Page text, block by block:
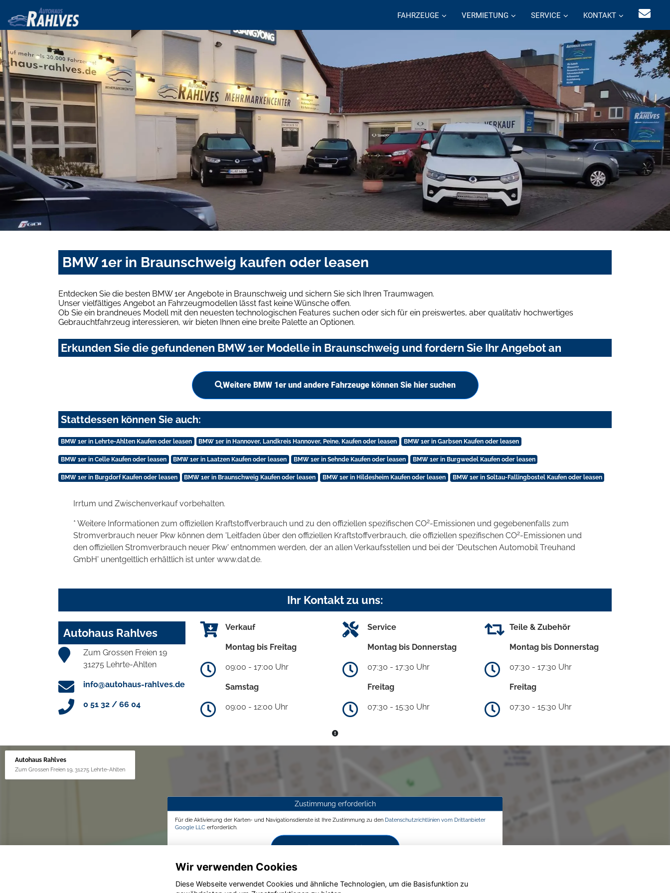
FAHRZEUGE VERMIETUNG SERVICE KONTAKT
BMW 1er in Braunschweig kaufen oder leasen
Entdecken Sie die besten BMW 1er Angebote in Braunschweig und sichern Sie sich Ihren Traumwagen.
Unser vielfältiges Angebot an Fahrzeugmodellen lässt fast keine Wünsche offen.
Ob Sie ein brandneues Modell mit den neuesten technologischen Features suchen oder sich für ein preiswertes, aber qualitativ hochwertiges
Gebrauchtfahrzeug interessieren, wir bieten Ihnen eine breite Palette an Optionen.
Erkunden Sie die gefundenen BMW 1er Modelle in Braunschweig und fordern Sie Ihr Angebot an
Weitere BMW 1er und andere Fahrzeuge können Sie hier suchen
Stattdessen können Sie auch:
BMW 1er in Lehrte-Ahlten Kaufen oder leasen BMW 1er in Hannover, Landkreis Hannover, Peine, Kaufen oder leasen BMW 1er in Garbsen Kaufen oder leasen
BMW 1er in Celle Kaufen oder leasen BMW 1er in Laatzen Kaufen oder leasen BMW 1er in Sehnde Kaufen oder leasen BMW 1er in Burgwedel Kaufen oder leasen
BMW 1er in Burgdorf Kaufen oder leasen BMW 1er in Braunschweig Kaufen oder leasen BMW 1er in Hildesheim Kaufen oder leasen BMW 1er in Soltau-Fallingbostel Kaufen oder leasen
Irrtum und Zwischenverkauf vorbehalten.
* Weitere Informationen zum offiziellen Kraftstoffverbrauch und zu den offiziellen spezifischen CO2-Emissionen und gegebenenfalls zum
Stromverbrauch neuer Pkw können dem 'Leitfaden über den offiziellen Kraftstoffverbrauch, die offiziellen spezifischen CO2-Emissionen und
den offiziellen Stromverbrauch neuer Pkw' entnommen werden, der an allen Verkaufsstellen und bei der 'Deutschen Automobil Treuhand
GmbH' unentgeltlich erhältlich ist unter www.dat.de.
Ihr Kontakt zu uns:
Autohaus Rahlves
Zum Grossen Freien 19
31275 Lehrte-Ahlten
info@autohaus-rahlves.de
0 51 32 / 66 04
Verkauf
Montag bis Freitag
09:00 - 17:00 Uhr
Samstag
09:00 - 12:00 Uhr
Service
Montag bis Donnerstag
07:30 - 17:30 Uhr
Freitag
07:30 - 15:30 Uhr
Teile & Zubehör
Montag bis Donnerstag
07:30 - 17:30 Uhr
Freitag
07:30 - 15:30 Uhr
Autohaus Rahlves
Zum Grossen Freien 19, 31275 Lehrte-Ahlten
Zustimmung erforderlich
Für die Aktivierung der Karten- und Navigationsdienste ist Ihre Zustimmung zu den Datenschutzrichtlinien vom Drittanbieter
Google LLC erforderlich.
Wir verwenden Cookies
Diese Webseite verwendet Cookies und ähnliche Technologien, um die Basisfunktion zu